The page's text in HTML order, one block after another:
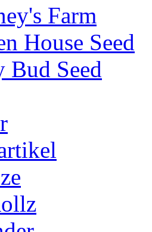
Farm
House Seed
Bud Seed